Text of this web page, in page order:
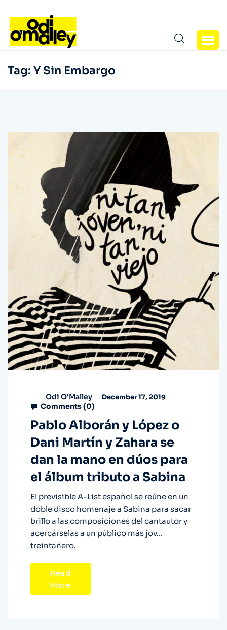
Tag: Y Sin Embargo
Odi O'Malley December 17, 2019
Comments (0)
Pablo Alborán y López o
Dani Martín y Zahara se
dan la mano en dúos para
el álbum tributo a Sabina
El previsible A-List español se reúne en un
doble disco homenaje a Sabina para sacar
brillo a las composiciones del cantautor y
acercárselas a un público más jov...
treintañero.
Read
More